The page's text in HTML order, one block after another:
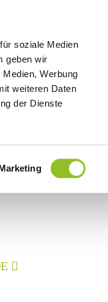
soziale Medien
geben wir
Werbung
weiteren Daten
der Dienste